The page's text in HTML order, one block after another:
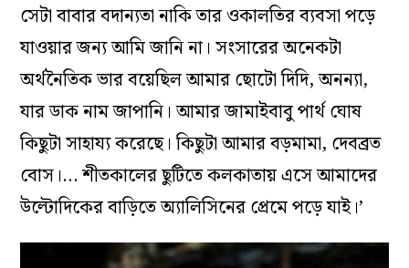
সেটা বাবার বদান্যতা নাকি তার ওকালতির ব্যবসা পড়ে
যাওয়ার জন্য আমি জানি না। সংসারের অনেকটা
অর্থনৈতিক ভার বয়েছিল আমার ছোটো দিদি, অনন্যা,
যার ডাক নাম জাপানি। আমার জামাইবাবু পার্থ ঘোষ
কিছুটা সাহায্য করেছে। কিছুটা আমার বড়মামা, দেবব্রত
বোস।… শীতকালের ছুটিতে কলকাতায় এসে আমাদের
উল্টোদিকের বাড়িতে অ্যালিসিনের প্রেমে পড়ে যাই।’